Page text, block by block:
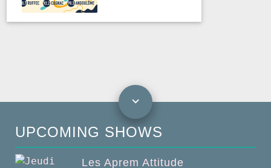
UPCOMING SHOWS
Les Aprem Attitude